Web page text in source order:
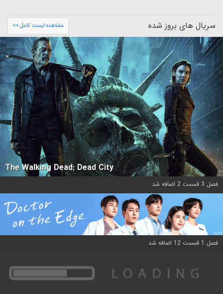
سریال های بروز شده مشاهده لیست کامل >>
The Walking Dead: Dead City
فصل 3 قسمت 2 اضافه شد
فصل 1 قسمت 12 اضافه شد